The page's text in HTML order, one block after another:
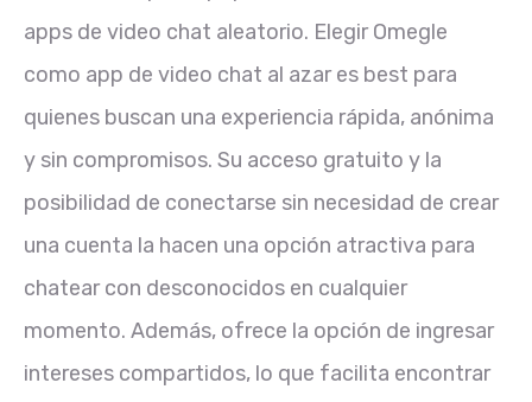
apps de video chat aleatorio. Elegir Omegle
como app de video chat al azar es best para
quienes buscan una experiencia rápida, anónima
y sin compromisos. Su acceso gratuito y la
posibilidad de conectarse sin necesidad de crear
una cuenta la hacen una opción atractiva para
chatear con desconocidos en cualquier
momento. Además, ofrece la opción de ingresar
intereses compartidos, lo que facilita encontrar